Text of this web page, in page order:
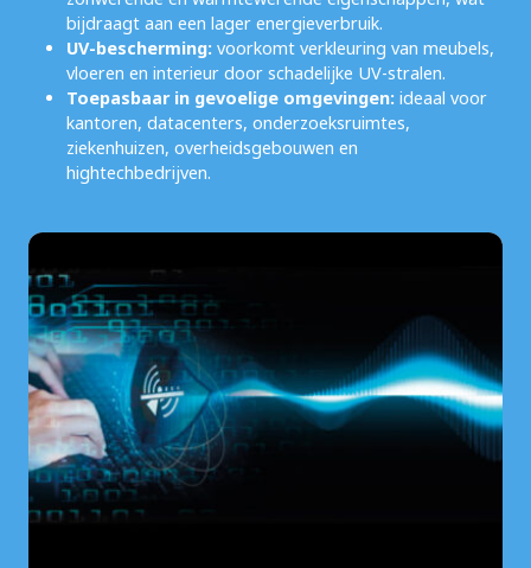
bijdraagt aan een lager energieverbruik.
UV-bescherming: voorkomt verkleuring van meubels,
vloeren en interieur door schadelijke UV-stralen.
Toepasbaar in gevoelige omgevingen: ideaal voor
kantoren, datacenters, onderzoeksruimtes,
ziekenhuizen, overheidsgebouwen en
hightechbedrijven.